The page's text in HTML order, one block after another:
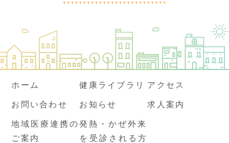
ホーム 健康ライブラリ アクセス
お問い合わせ お知らせ 求人案内
地域医療連携の
ご案内
発熱・かぜ外来
を受診される方